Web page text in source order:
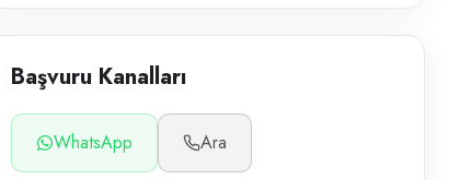
Başvuru Kanalları
WhatsApp Ara